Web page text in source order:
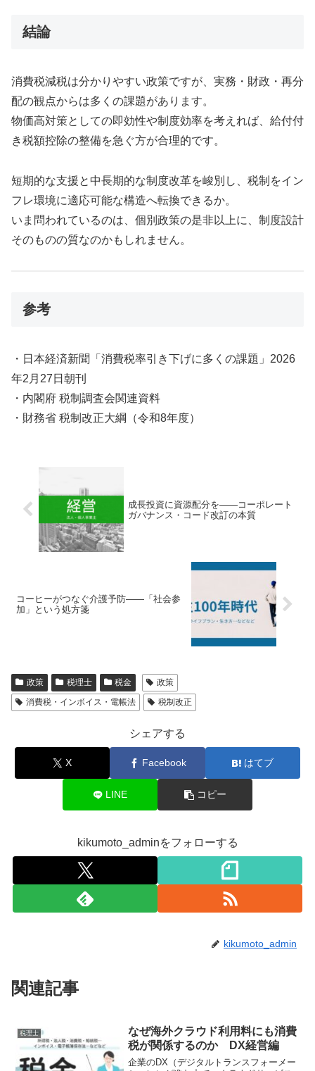
結論
消費税減税は分かりやすい政策ですが、実務・財政・再分
配の観点からは多くの課題があります。
物価高対策としての即効性や制度効率を考えれば、給付付
き税額控除の整備を急ぐ方が合理的です。
短期的な支援と中長期的な制度改革を峻別し、税制をイン
フレ環境に適応可能な構造へ転換できるか。
いま問われているのは、個別政策の是非以上に、制度設計
そのものの質なのかもしれません。
参考
・日本経済新聞「消費税率引き下げに多くの課題」2026
年2月27日朝刊
・内閣府 税制調査会関連資料
・財務省 税制改正大綱（令和8年度）
成長投資に資源配分を――コーポレート
ガバナンス・コード改訂の本質
コーヒーがつなぐ介護予防――「社会参
加」という処方箋
政策 税理士 税金
政策
消費税・インボイス・電帳法
税制改正
シェアする
X Facebook はてブ
LINE コピー
kikumoto_adminをフォローする
kikumoto_admin
関連記事
税理士
なぜ海外クラウド利用料にも消費
税が関係するのか DX経営編
企業のDX（デジタルトランスフォーメー